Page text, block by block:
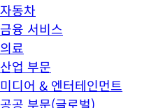
자동차
금융 서비스
의료
산업 부문
미디어 & 엔터테인먼트
공공 부문(글로벌)